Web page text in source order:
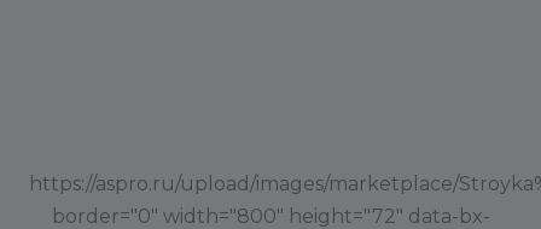
https://aspro.ru/upload/images/marketplace/
border="0" width="800" height="72" data-bx-